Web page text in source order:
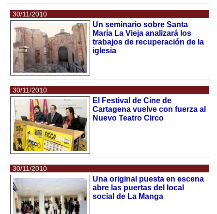
30/11/2010
Un seminario sobre Santa
María La Vieja analizará los
trabajos de recuperación de la
iglesia
30/11/2010
El Festival de Cine de
Cartagena vuelve con fuerza al
Nuevo Teatro Circo
30/11/2010
Una original puesta en escena
abre las puertas del local
social de La Manga